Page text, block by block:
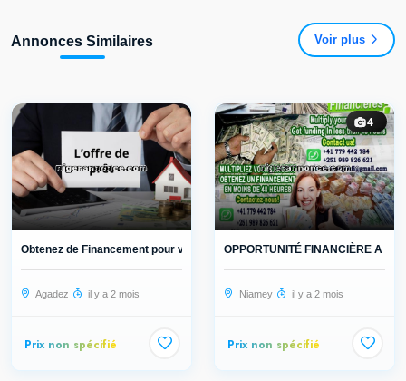
Annonces Similaires Voir plus
Obtenez de Financement pour vos pro...
Agadez il y a 2 mois
Prix non spécifié
4
OPPORTUNITÉ FINANCIÈRE A
Niamey il y a 2 mois
Prix non spécifié